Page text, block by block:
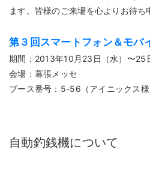
ます。皆様のご来場を心よりお待ち
第３回スマートフォン＆モバ
期間：2013年10月23日（水）〜
会場：幕張メッセ
ブース番号：5-56（アイニックス様
自動釣銭機について